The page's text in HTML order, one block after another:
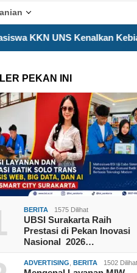
Kebiasaan Hidup Aktif
PEKAN INI
BERITA 1575 Dilihat
UBSI Surakarta Raih
Prestasi di Pekan Inovasi
Nasional 2026…
ADVERTISING ,BERITA 1502 Dilihat